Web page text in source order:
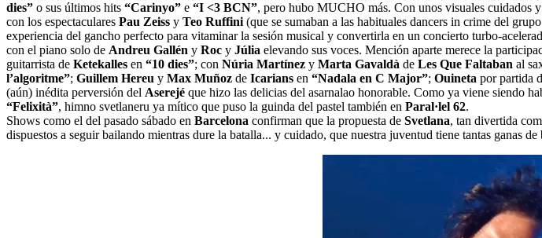
dies” o sus últimos hits “Carinyo” e “I <3 BCN”, pero hubo MUCHO más. Con unos visuales cuidados y
con los espectaculares Pau Zeiss y Teo Ruffini (que se sumaban a las habituales dancers in crime del grupo
experiencia del gancho perfecto para vitaminar la sesión musical y convertirla en un concierto turbo-
con el piano solo de Andreu Gallén y Roc y Júlia elevando sus voces. Mención aparte merece la
guitarrista de Ketekalles en “10 dies”; con Núria Martínez y Marta Gavaldà de Les Que Faltaban al
l’algoritme”; Guillem Hereu y Max Muñoz de Icarians en “Nadala en C Major”; Ouineta por partida
(aún) inédita perversión del Aserejé que hizo las delicias del asarnalao honorable. Como ya viene siendo
“Felixità”, himno svetlaneru ya mítico que puso la guinda del pastel también en Paral·lel 62.
Shows como el del pasado sábado en Barcelona confirman que la propuesta de Svetlana, tan divertida
dispuestos a seguir bailando mientras dure la batalla... y cuidado, que nuestra juventud tiene tantas ganas